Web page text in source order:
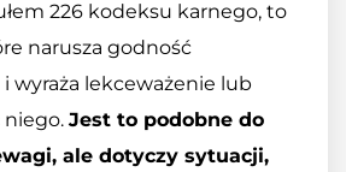
226 kodeksu karnego, to
narusza godność
wyraża lekceważenie lub
Jest to podobne do
ale dotyczy sytuacji,